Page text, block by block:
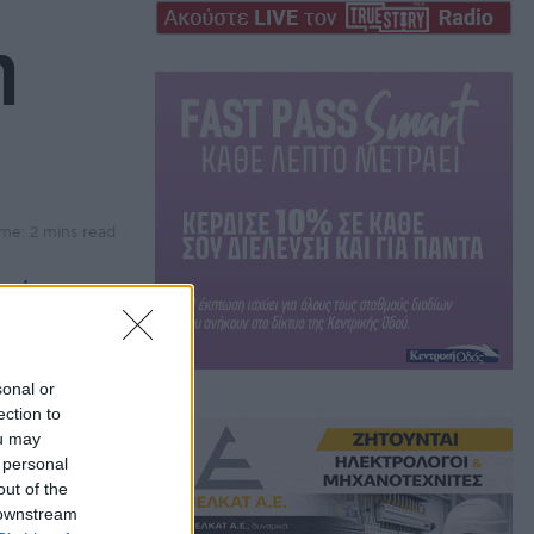
or
to
may
of the
2 mins read